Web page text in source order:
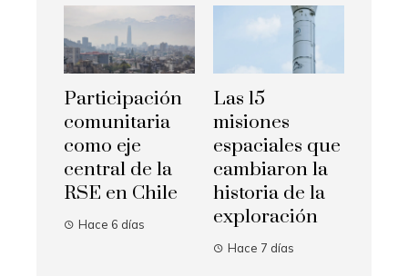
Participación
comunitaria
como eje
central de la
RSE en Chile
Hace 6 días
Las 15
misiones
espaciales que
cambiaron la
historia de la
exploración
Hace 7 días